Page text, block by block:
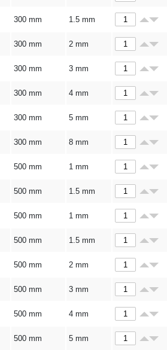
300 mm 1.5 mm
300 mm 2 mm
300 mm 3 mm
300 mm 4 mm
300 mm 5 mm
300 mm 8 mm
500 mm 1 mm
500 mm 1.5 mm
500 mm 1 mm
500 mm 1.5 mm
500 mm 2 mm
500 mm 3 mm
500 mm 4 mm
500 mm 5 mm